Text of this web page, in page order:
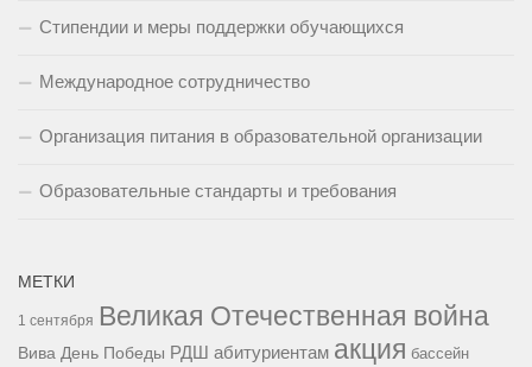
Стипендии и меры поддержки обучающихся
Международное сотрудничество
Организация питания в образовательной организации
Образовательные стандарты и требования
МЕТКИ
1 сентября Великая Отечественная война
Вива День Победы РДШ абитуриентам акция бассейн